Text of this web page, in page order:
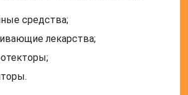
средства;
лекарства;